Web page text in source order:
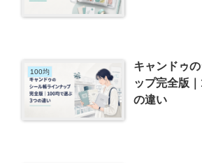
100均
キャンドゥ
ップ完全版
の違い